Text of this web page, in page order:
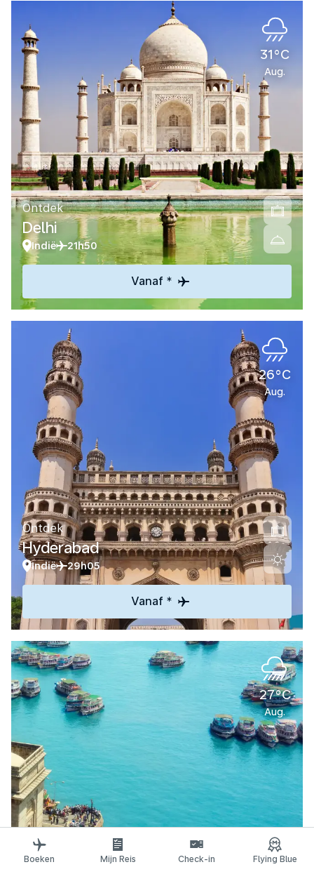
31°C
Aug.
Ontdek
Delhi
Indië 21h50
Vanaf *
26°C
Aug.
Ontdek
Hyderabad
Indië 29h05
Vanaf *
27°C
Aug.
Ontdek
Mumbai/Bombay
Boeken Mijn Reis Check-in Flying Blue